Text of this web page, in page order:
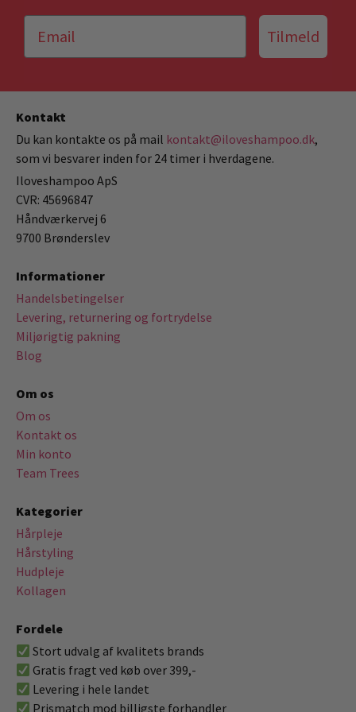
Tilmeld
Kontakt
Du kan kontakte os på mail kontakt@iloveshampoo.dk,
som vi besvarer inden for 24 timer i hverdagene.
Iloveshampoo ApS
CVR: 45696847
Håndværkervej 6
9700 Brønderslev
Informationer
Handelsbetingelser
Levering, returnering og fortrydelse
Miljørigtig pakning
Blog
Om os
Om os
Kontakt os
Min konto
Team Trees
Kategorier
Hårpleje
Hårstyling
Hudpleje
Kollagen
Fordele
Stort udvalg af kvalitets brands
Gratis fragt ved køb over 399,-
Levering i hele landet
Prismatch mod billigste forhandler